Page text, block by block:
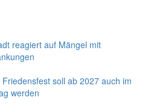
reagiert auf Mängel mit
Friedens­fest soll ab 2027 auch im
werden